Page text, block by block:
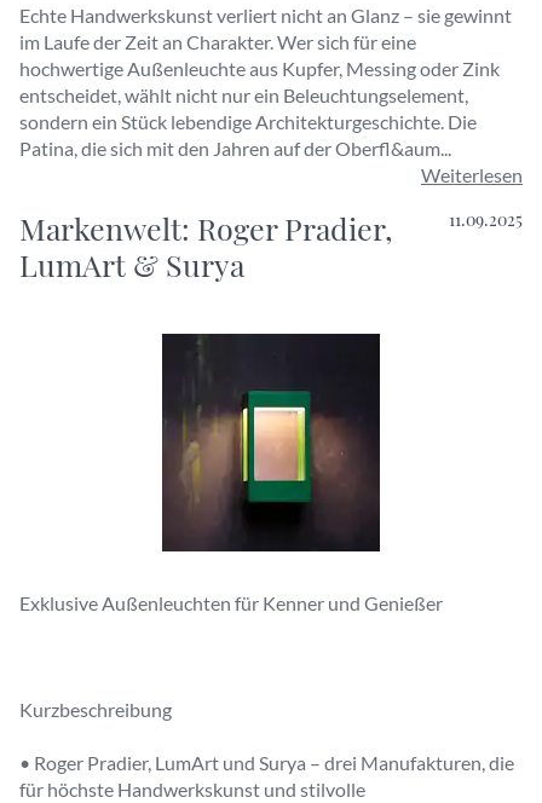
Echte Handwerkskunst verliert nicht an Glanz – sie gewinnt
im Laufe der Zeit an Charakter. Wer sich für eine
hochwertige Außenleuchte aus Kupfer, Messing oder Zink
entscheidet, wählt nicht nur ein Beleuchtungselement,
sondern ein Stück lebendige Architekturgeschichte. Die
Patina, die sich mit den Jahren auf der Oberfl&aum...
Weiterlesen
11.09.2025
Markenwelt: Roger Pradier,
LumArt & Surya
Exklusive Außenleuchten für Kenner und Genießer
Kurzbeschreibung
• Roger Pradier, LumArt und Surya – drei Manufakturen, die
für höchste Handwerkskunst und stilvolle